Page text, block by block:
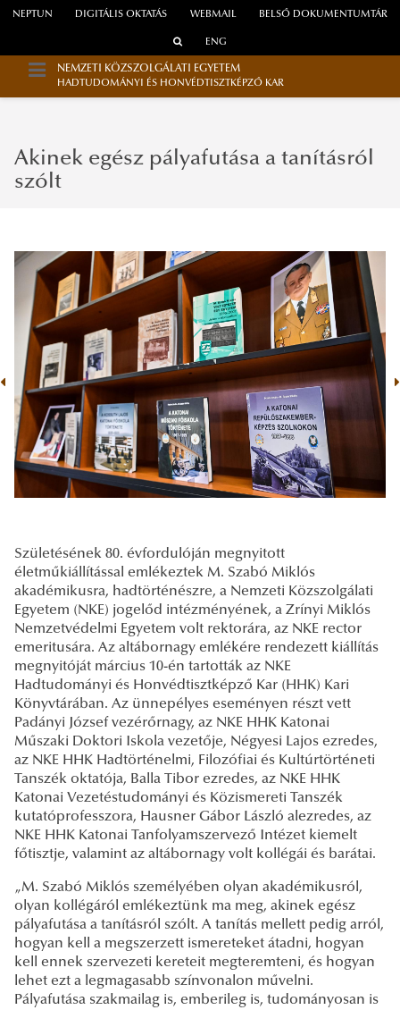
WEBMAIL
NEPTUN DIGITÁLIS OKTATÁS BELSŐ DOKUMENTUMTÁR
ENG
NEMZETI KÖZSZOLGÁLATI EGYETEM
HADTUDOMÁNYI ÉS HONVÉDTISZTKÉPZŐ KAR
Akinek egész pályafutása a tanításról
szólt
Születésének 80. évfordulóján megnyitott
életműkiállítással emlékeztek M. Szabó Miklós
akadémikusra, hadtörténészre, a Nemzeti Közszolgálati
Egyetem (NKE) jogelőd intézményének, a Zrínyi Miklós
Nemzetvédelmi Egyetem volt rektorára, az NKE rector
emeritusára. Az altábornagy emlékére rendezett kiállítás
megnyitóját március 10-én tartották az NKE
Hadtudományi és Honvédtisztképző Kar (HHK) Kari
Könyvtárában. Az ünnepélyes eseményen részt vett
Padányi József vezérőrnagy, az NKE HHK Katonai
Műszaki Doktori Iskola vezetője, Négyesi Lajos ezredes,
az NKE HHK Hadtörténelmi, Filozófiai és Kultúrtörténeti
Tanszék oktatója, Balla Tibor ezredes, az NKE HHK
Katonai Vezetéstudományi és Közismereti Tanszék
kutatóprofesszora, Hausner Gábor László alezredes, az
NKE HHK Katonai Tanfolyamszervező Intézet kiemelt
főtisztje, valamint az altábornagy volt kollégái és barátai.
„M. Szabó Miklós személyében olyan akadémikusról,
olyan kollégáról emlékeztünk ma meg, akinek egész
pályafutása a tanításról szólt. A tanítás mellett pedig arról,
hogyan kell a megszerzett ismereteket átadni, hogyan
kell ennek szervezeti kereteit megteremteni, és hogyan
lehet ezt a legmagasabb színvonalon művelni.
Pályafutása szakmailag is, emberileg is, tudományosan is